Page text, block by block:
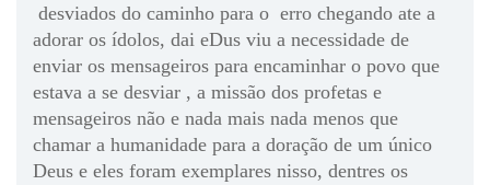
desviados do caminho para o erro chegando ate a
adorar os ídolos, dai eDus viu a necessidade de
enviar os mensageiros para encaminhar o povo que
estava a se desviar , a missão dos profetas e
mensageiros não e nada mais nada menos que
chamar a humanidade para a doração de um único
Deus e eles foram exemplares nisso, dentres os